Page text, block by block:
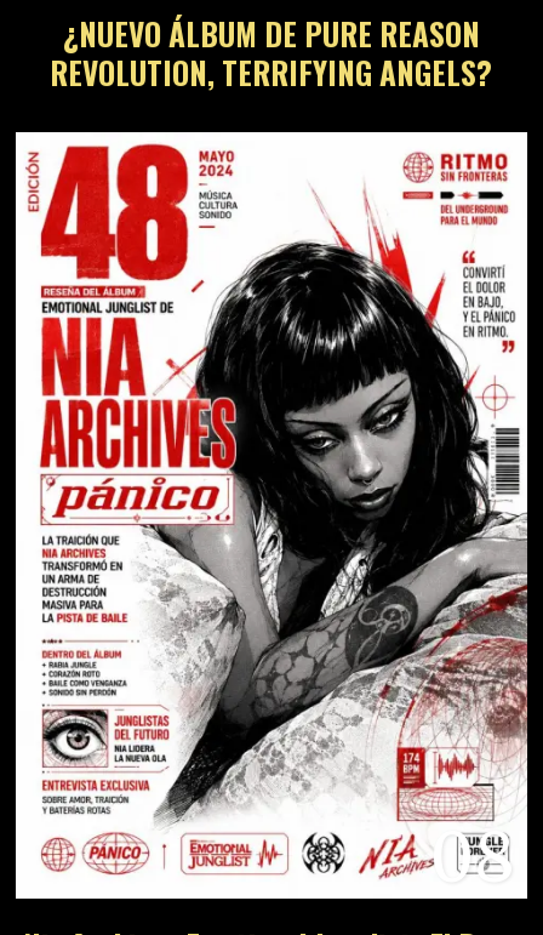
¿NUEVO ÁLBUM DE PURE REASON
REVOLUTION, TERRIFYING ANGELS?
08